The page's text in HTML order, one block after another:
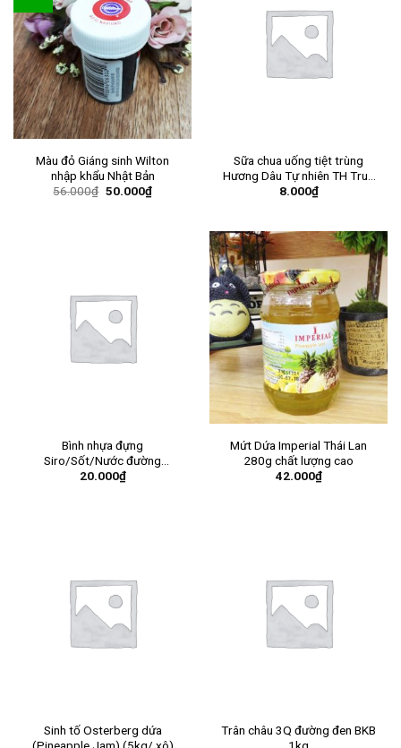
Màu đỏ Giáng sinh Wilton
nhập khẩu Nhật Bản
56.000₫ 50.000₫
Sữa chua uống tiệt trùng
Hương Dâu Tự nhiên TH True
Yogurt 180ml
8.000₫
Bình nhựa đựng
Siro/Sốt/Nước đường
1000ml
20.000₫
Mứt Dứa Imperial Thái Lan
280g chất lượng cao
42.000₫
Sinh tố Osterberg dứa
Trân châu 3Q đường đen BKB